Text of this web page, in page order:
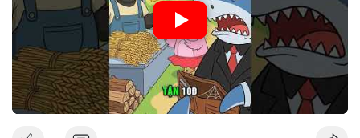
Nguồn: Cú Thông Thái